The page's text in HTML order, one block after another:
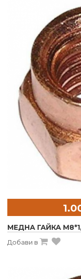
МЕДНА ГАЙКА
Добави в